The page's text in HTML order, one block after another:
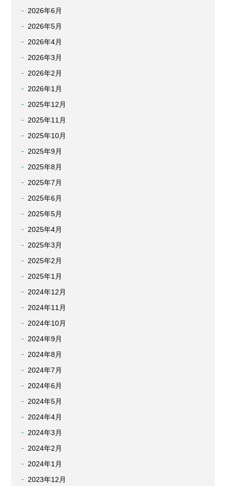
2026年6月
2026年5月
2026年4月
2026年3月
2026年2月
2026年1月
2025年12月
2025年11月
2025年10月
2025年9月
2025年8月
2025年7月
2025年6月
2025年5月
2025年4月
2025年3月
2025年2月
2025年1月
2024年12月
2024年11月
2024年10月
2024年9月
2024年8月
2024年7月
2024年6月
2024年5月
2024年4月
2024年3月
2024年2月
2024年1月
2023年12月